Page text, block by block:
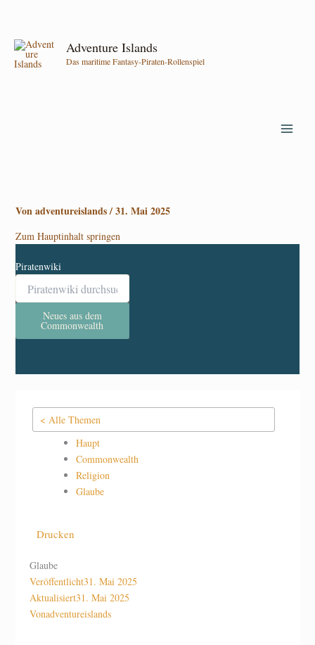
springen
Adventure Islands
Das maritime Fantasy-Piraten-Rollenspiel
Vonadventureislands/31. Mai 2025
Zum Hauptinhalt springen
Piratenwiki
Neues aus dem
Commonwealth
< Alle Themen
Haupt
Commonwealth
Religion
Glaube
Drucken
Glaube
Veröffentlicht31. Mai 2025
Aktualisiert31. Mai 2025
Vonadventureislands